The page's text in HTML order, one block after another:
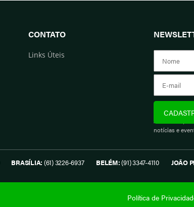
CONTATO
Links Úteis
Assine e fique
notícias e
BRASÍLIA: (61) 3226-6937 BELÉM:(91) 3347-4110 JOÃO
Política de